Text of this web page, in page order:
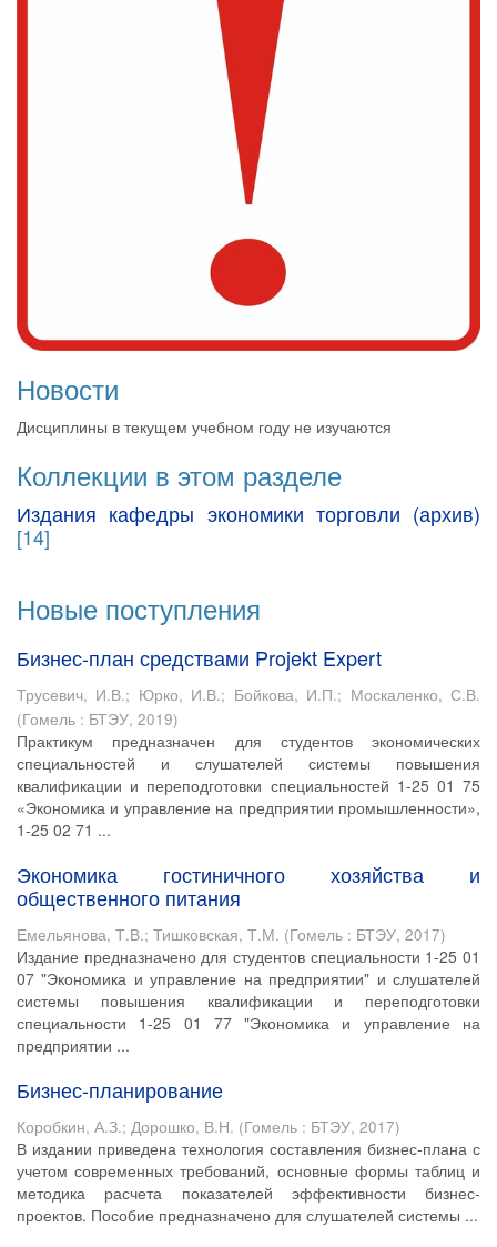
Новости
Дисциплины в текущем учебном году не изучаются
Коллекции в этом разделе
Издания кафедры экономики торговли (архив)
[14]
Новые поступления
Бизнес-план средствами Projekt Expert
Трусевич, И.В.; Юрко, И.В.; Бойкова, И.П.; Москаленко, С.В.
(Гомель : БТЭУ, 2019)
Практикум предназначен для студентов экономических
специальностей и слушателей системы повышения
квалификации и переподготовки специальностей 1-25 01 75
«Экономика и управление на предприятии промышленности»,
1-25 02 71 ...
Экономика гостиничного хозяйства и
общественного питания
Емельянова, Т.В.; Тишковская, Т.М. (Гомель : БТЭУ, 2017)
Издание предназначено для студентов специальности 1-25 01
07 "Экономика и управление на предприятии" и слушателей
системы повышения квалификации и переподготовки
специальности 1-25 01 77 "Экономика и управление на
предприятии ...
Бизнес-планирование
Коробкин, А.З.; Дорошко, В.Н. (Гомель : БТЭУ, 2017)
В издании приведена технология составления бизнес-плана с
учетом современных требований, основные формы таблиц и
методика расчета показателей эффективности бизнес-
проектов. Пособие предназначено для слушателей системы ...